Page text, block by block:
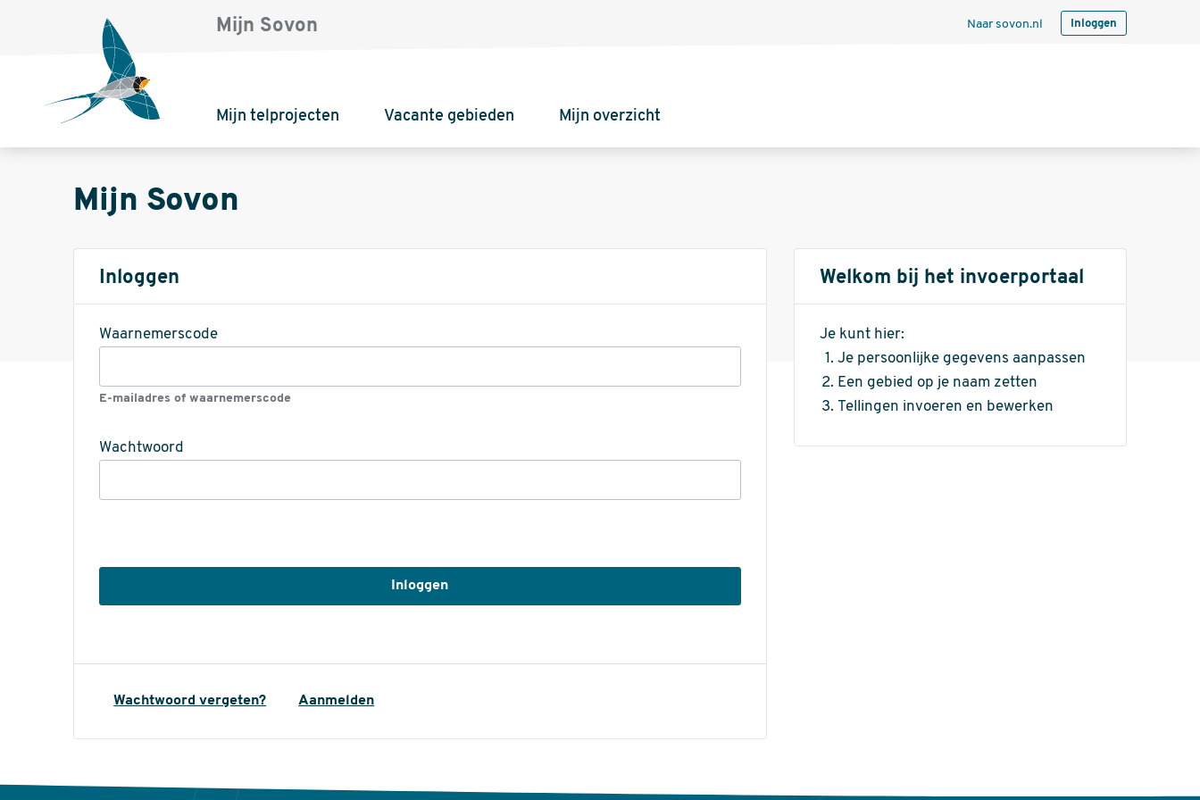
Mijn Sovon Naar sovon.nl Inloggen
Mijn telprojecten Vacante gebieden Mijn overzicht
Mijn Sovon
Inloggen
Waarnemerscode
E-mailadres of waarnemerscode
Wachtwoord
Wachtwoord vergeten? Aanmelden
Welkom bij het invoerportaal
Je kunt hier:
Je persoonlijke gegevens aanpassen
Een gebied op je naam zetten
Tellingen invoeren en bewerken